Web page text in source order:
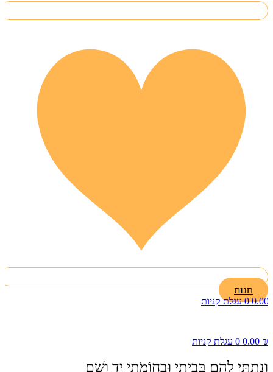
חנות
0.00
0 עגלת קניות
0.00 ₪
0 עגלת קניות
וְנָתַתִּי לָהֶם בְּבֵיתִי וּבְחוֹמֹתַי יָד וָשֵׁם